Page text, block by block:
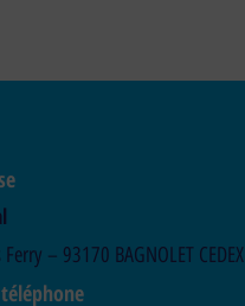
– 93170 BAGNOLET CEDEX